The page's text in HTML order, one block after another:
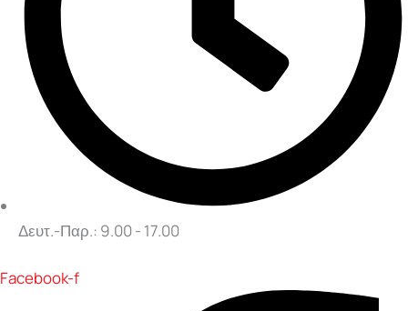
Δευτ.-Παρ.: 9.00 - 17.00
Facebook-f